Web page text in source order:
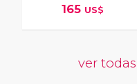
165 US$
ver